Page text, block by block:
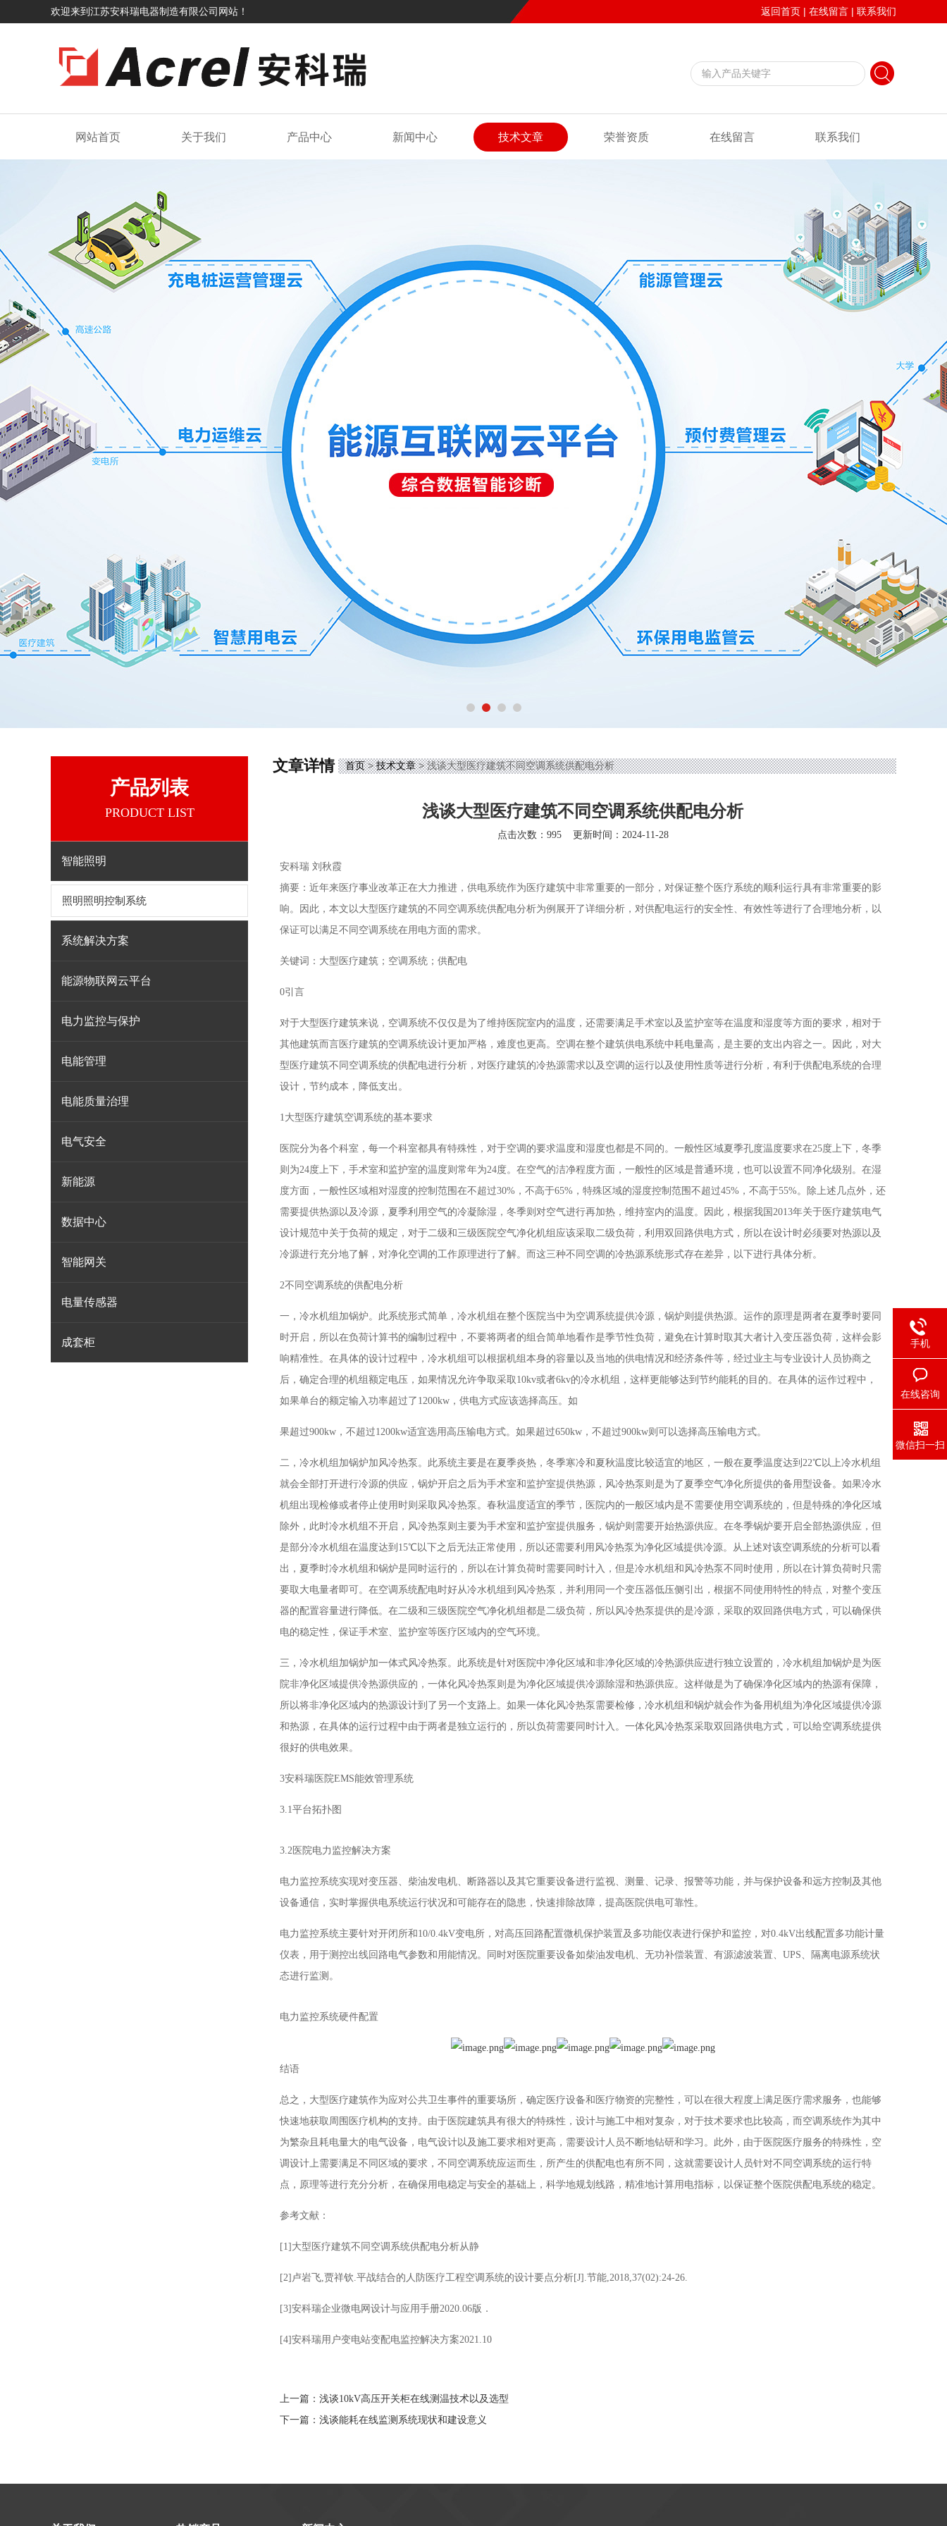
欢迎来到江苏安科瑞电器制造有限公司网站！ 返回首页 | 在线留言 | 联系我们
网站首页 关于我们 产品中心 新闻中心 技术文章 荣誉资质 在线留言 联系我们
产品列表
PRODUCT LIST
智能照明
照明照明控制系统
系统解决方案
能源物联网云平台
电力监控与保护
电能管理
电能质量治理
电气安全
新能源
数据中心
智能网关
电量传感器
成套柜
文章详情 首页>技术文章> 浅谈大型医疗建筑不同空调系统供配电分析
浅谈大型医疗建筑不同空调系统供配电分析
点击次数：995 更新时间：2024-11-28
安科瑞 刘秋霞
摘要： 近年来医疗事业改革正在大力推进，供电系统作为医疗建筑中非常重要的一部分，对保证整个医疗系统的顺利运行具有非常重要的影
响。因此，本文以大型医疗建筑的不同空调系统供配电分析为例展开了详细分析，对供配电运行的安全性、有效性等进行了合理地分析，以
保证可以满足不同空调系统在用电方面的需求。
关键词： 大型医疗建筑；空调系统；供配电
0引言
对于大型医疗建筑来说，空调系统不仅仅是为了维持医院室内的温度，还需要满足手术室以及监护室等在温度和湿度等方面的要求，相对于
其他建筑而言医疗建筑的空调系统设计更加严格，难度也更高。空调在整个建筑供电系统中耗电量高，是主要的支出内容之一。因此，对大
型医疗建筑不同空调系统的供配电进行分析，对医疗建筑的冷热源需求以及空调的运行以及使用性质等进行分析，有利于供配电系统的合理
设计，节约成本，降低支出。
1大型医疗建筑空调系统的基本要求
医院分为各个科室，每一个科室都具有特殊性，对于空调的要求温度和湿度也都是不同的。一般性区域夏季孔度温度要求在25度上下，冬季
则为24度上下，手术室和监护室的温度则常年为24度。在空气的洁净程度方面，一般性的区域是普通环境，也可以设置不同净化级别。在湿
度方面，一般性区域相对湿度的控制范围在不超过30%，不高于65%，特殊区域的湿度控制范围不超过45%，不高于55%。除上述几点外，还
需要提供热源以及冷源，夏季利用空气的冷凝除湿，冬季则对空气进行再加热，维持室内的温度。因此，根据我国2013年关于医疗建筑电气
设计规范中关于负荷的规定，对于二级和三级医院空气净化机组应该采取二级负荷，利用双回路供电方式，所以在设计时必须要对热源以及
冷源进行充分地了解，对净化空调的工作原理进行了解。而这三种不同空调的冷热源系统形式存在差异，以下进行具体分析。
2不同空调系统的供配电分析
一，冷水机组加锅炉。此系统形式简单，冷水机组在整个医院当中为空调系统提供冷源，锅炉则提供热源。运作的原理是两者在夏季时要同
时开启，所以在负荷计算书的编制过程中，不要将两者的组合简单地看作是季节性负荷，避免在计算时取其大者计入变压器负荷，这样会影
响精准性。在具体的设计过程中，冷水机组可以根据机组本身的容量以及当地的供电情况和经济条件等，经过业主与专业设计人员协商之
后，确定合理的机组额定电压，如果情况允许争取采取10kv或者6kv的冷水机组，这样更能够达到节约能耗的目的。在具体的运作过程中，
如果单台的额定输入功率超过了1200kw，供电方式应该选择高压。如
果超过900kw，不超过1200kw适宜选用高压输电方式。如果超过650kw，不超过900kw则可以选择高压输电方式。
二，冷水机组加锅炉加风冷热泵。此系统主要是在夏季炎热，冬季寒冷和夏秋温度比较适宜的地区，一般在夏季温度达到22℃以上冷水机组
就会全部打开进行冷源的供应，锅炉开启之后为手术室和监护室提供热源，风冷热泵则是为了夏季空气净化所提供的备用型设备。如果冷水
机组出现检修或者停止使用时则采取风冷热泵。春秋温度适宜的季节，医院内的一般区域内是不需要使用空调系统的，但是特殊的净化区域
除外，此时冷水机组不开启，风冷热泵则主要为手术室和监护室提供服务，锅炉则需要开始热源供应。在冬季锅炉要开启全部热源供应，但
是部分冷水机组在温度达到15℃以下之后无法正常使用，所以还需要利用风冷热泵为净化区域提供冷源。从上述对该空调系统的分析可以看
出，夏季时冷水机组和锅炉是同时运行的，所以在计算负荷时需要同时计入，但是冷水机组和风冷热泵不同时使用，所以在计算负荷时只需
要取大电量者即可。在空调系统配电时好从冷水机组到风冷热泵，并利用同一个变压器低压侧引出，根据不同使用特性的特点，对整个变压
器的配置容量进行降低。在二级和三级医院空气净化机组都是二级负荷，所以风冷热泵提供的是冷源，采取的双回路供电方式，可以确保供
电的稳定性，保证手术室、监护室等医疗区域内的空气环境。
三，冷水机组加锅炉加一体式风冷热泵。此系统是针对医院中净化区域和非净化区域的冷热源供应进行独立设置的，冷水机组加锅炉是为医
院非净化区域提供冷热源供应的，一体化风冷热泵则是为净化区域提供冷源除湿和热源供应。这样做是为了确保净化区域内的热源有保障，
所以将非净化区域内的热源设计到了另一个支路上。如果一体化风冷热泵需要检修，冷水机组和锅炉就会作为备用机组为净化区域提供冷源
和热源，在具体的运行过程中由于两者是独立运行的，所以负荷需要同时计入。一体化风冷热泵采取双回路供电方式，可以给空调系统提供
很好的供电效果。
3安科瑞医院EMS能效管理系统
3.1平台拓扑图
3.2医院电力监控解决方案
电力监控系统实现对变压器、柴油发电机、断路器以及其它重要设备进行监视、测量、记录、报警等功能，并与保护设备和远方控制及其他
设备通信，实时掌握供电系统运行状况和可能存在的隐患，快速排除故障，提高医院供电可靠性。
电力监控系统主要针对开闭所和10/0.4kV变电所，对高压回路配置微机保护装置及多功能仪表进行保护和监控，对0.4kV出线配置多功能计量
仪表，用于测控出线回路电气参数和用能情况。同时对医院重要设备如柴油发电机、无功补偿装置、有源滤波装置、UPS、隔离电源系统状
态进行监测。
电力监控系统硬件配置
结语
总之，大型医疗建筑作为应对公共卫生事件的重要场所，确定医疗设备和医疗物资的完整性，可以在很大程度上满足医疗需求服务，也能够
快速地获取周围医疗机构的支持。由于医院建筑具有很大的特殊性，设计与施工中相对复杂，对于技术要求也比较高，而空调系统作为其中
为繁杂且耗电量大的电气设备，电气设计以及施工要求相对更高，需要设计人员不断地钻研和学习。此外，由于医院医疗服务的特殊性，空
调设计上需要满足不同区域的要求，不同空调系统应运而生，所产生的供配电也有所不同，这就需要设计人员针对不同空调系统的运行特
点，原理等进行充分分析，在确保用电稳定与安全的基础上，科学地规划线路，精准地计算用电指标，以保证整个医院供配电系统的稳定。
参考文献：
[1]大型医疗建筑不同空调系统供配电分析从静
[2]卢岩飞,贾祥钦.平战结合的人防医疗工程空调系统的设计要点分析[J].节能,2018,37(02):24-26.
[3]安科瑞企业微电网设计与应用手册2020.06版．
[4]安科瑞用户变电站变配电监控解决方案2021.10
上一篇： 浅谈10kV高压开关柜在线测温技术以及选型
下一篇： 浅谈能耗在线监测系统现状和建设意义
手机
在线咨询
微信扫一扫